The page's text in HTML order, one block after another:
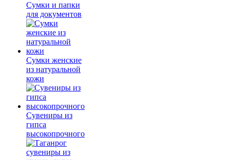
Сумки и папки
для документов
Сумки женские
из натуральной
кожи
Сувениры из
гипса
высокопрочного